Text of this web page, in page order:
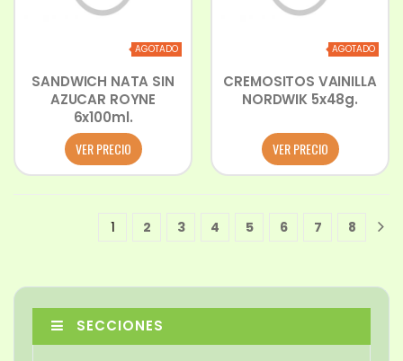
AGOTADO
SANDWICH NATA SIN
AZUCAR ROYNE
6x100ml.
VER PRECIO
AGOTADO
CREMOSITOS VAINILLA
NORDWIK 5x48g.
VER PRECIO
11 2 3 4 5 6 7 8
SECCIONES